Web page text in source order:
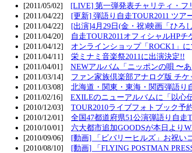
[2011/05/02] [LIVE] 第一弾発表チャリティ・
[2011/04/22] [更新] 弾語り自走TOUR2011 ツア
[2011/04/22] [出演]4月29日(金・祝)映画「ひろ
[2011/04/20]
自走TOUR2011オフィシャルHP
[2011/04/12] オンラインショップ「ROCK1」
[2011/04/11] 栄ミナミ音楽祭2011に出演決定!!
[2011/04/01] NEWアルバム「ニッポンの唄 〜
[2011/03/14] ファン家族倶楽部アナログ版 チ
[2011/03/08] 北海道・関東・東海・関西弾語り
[2011/02/16] EXILEのニューアルバムに「以心
[2010/12/03] TOUR2010ライブフォトブック予
[2010/12/01] 全国47都道府県51公演弾語り自走
[2010/10/01] 六大都市追加GOODSが本日より
[2010/09/06] [動画] 「ビバリーヒルズ」お祝い
[2010/08/10] [動画] 「FLYING POSTMAN